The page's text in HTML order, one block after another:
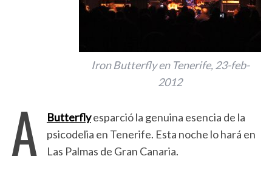
Iron Butterfly en Tenerife, 23-feb-
2012
A Butterflyesparció la genuina esencia de la
psicodelia en Tenerife. Esta noche lo hará en
Las Palmas de Gran Canaria.